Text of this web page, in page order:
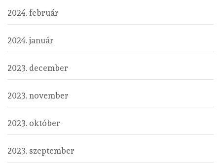
2024. február
2024. január
2023. december
2023. november
2023. október
2023. szeptember